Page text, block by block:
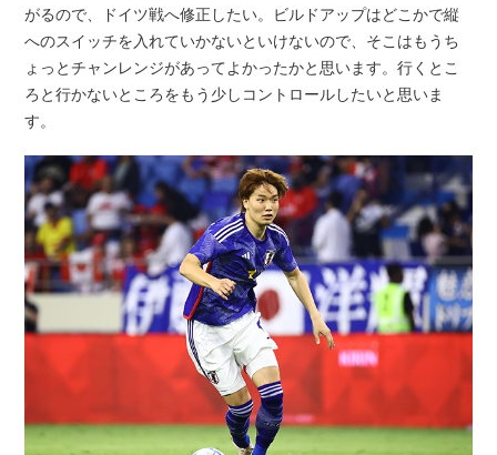
がるので、ドイツ戦へ修正したい。ビルドアップはどこかで縦
へのスイッチを入れていかないといけないので、そこはもうち
ょっとチャンレンジがあってよかったかと思います。行くとこ
ろと行かないところをもう少しコントロールしたいと思いま
す。